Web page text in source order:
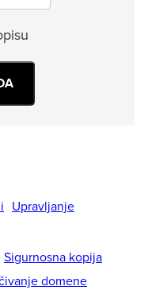
Upravljanje
Sigurnosna kopija
domene